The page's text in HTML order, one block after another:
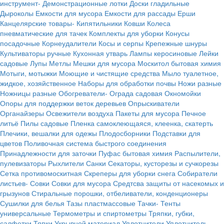
инструмент- Демонстрационные лотки Доски гладильные
Дыроколы Емкости для мусора Емкости для рассады Ерши
Канцелярские товары- Кипятильники Ковши Колеса
пневматические для тачек Комплекты для уборки Конусы
посадочные Корнеудалители Косы и серпы Крепежные шнуры
Культиваторы ручные Кухонная утварь Лампы керосиновые Лейки
садовые Лупы Метлы Мешки для мусора Москитол бытовая химия
Мотыги, мотыжки Моющие и чистящие средства Мыло туалетное,
жидкое, хозяйственное Наборы для обработки почвы Ножи разные
Ножницы разные Обогреватели- Ограда садовая Окномойки
Опоры для поддержки веток деревьев Опрыскиватели
Органайзеры Освежители воздуха Пакеты для мусора Печное
литьё Пилы садовые Пленка самоклеющаяся, клеенка, скатерть
Плечики, вешалки для одежы Плодосборники Подставки для
цветов Поливочная система быстрого соединения
Принадлежности для заточки Пуфас бытовая химия Распылители,
пулевизаторы Рыхлители Санки Секаторы, кусторезы и сучкорезы
Сетка противомоскитная Скреперы для уборки снега Собиратели
листьев- Совки Совки для мусора Средтсва защиты от насекомых и
грызунов Стиральные порошки, отбеливатели, конденционеры
Сушилки для белья Тазы пластмассовые Тачки- Тенты
универсальные Термометры и спиртометры Тряпки, губки,